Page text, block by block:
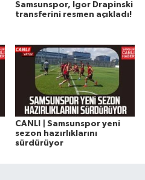
Samsunspor, Igor Drapinski
transferini resmen açıkladı!
CANLI | Samsunspor yeni
sezon hazırlıklarını
sürdürüyor